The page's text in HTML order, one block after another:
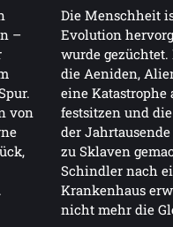
–
von
Die Menschheit
Evolution
wurde
die Aeniden,
eine Katastrophe
festsitzen und
der
zu Sklaven
Schindler nach
Krankenhaus
nicht mehr die